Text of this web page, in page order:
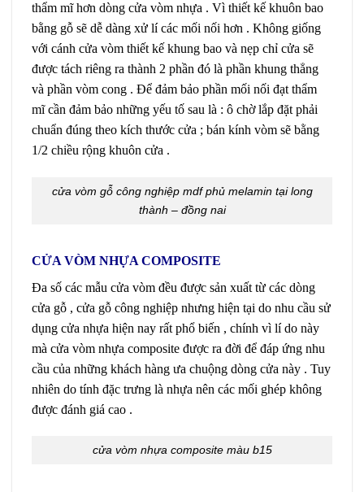
thẩm mĩ hơn dòng cửa vòm nhựa . Vì thiết kế khuôn bao
bằng gỗ sẽ dễ dàng xử lí các mối nối hơn . Không giống
với cánh cửa vòm thiết kế khung bao và nẹp chỉ cửa sẽ
được tách riêng ra thành 2 phần đó là phần khung thẳng
và phần vòm cong . Để đảm bảo phần mối nối đạt thẩm
mĩ cần đảm bảo những yếu tố sau là : ô chờ lắp đặt phải
chuẩn đúng theo kích thước cửa ; bán kính vòm sẽ bằng
1/2 chiều rộng khuôn cửa .
cửa vòm gỗ công nghiệp mdf phủ melamin tại long
thành – đồng nai
CỬA VÒM NHỰA COMPOSITE
Đa số các mẫu cửa vòm đều được sản xuất từ các dòng
cửa gỗ , cửa gỗ công nghiệp nhưng hiện tại do nhu cầu sử
dụng cửa nhựa hiện nay rất phổ biến , chính vì lí do này
mà cửa vòm nhựa composite được ra đời để đáp ứng nhu
cầu của những khách hàng ưa chuộng dòng cửa này . Tuy
nhiên do tính đặc trưng là nhựa nên các mối ghép không
được đánh giá cao .
cửa vòm nhựa composite màu b15